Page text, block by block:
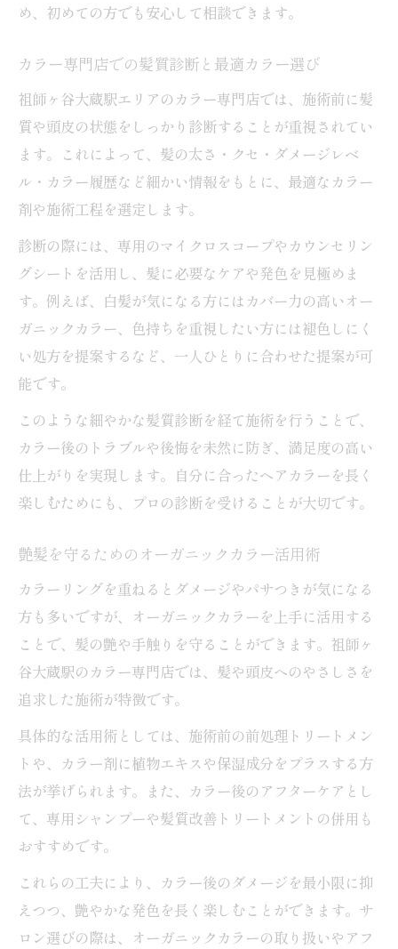
め、初めての方でも安心して相談できます。
カラー専門店での髪質診断と最適カラー選び
祖師ヶ谷大蔵駅エリアのカラー専門店では、施術前に髪
質や頭皮の状態をしっかり診断することが重視されてい
ます。これによって、髪の太さ・クセ・ダメージレベ
ル・カラー履歴など細かい情報をもとに、最適なカラー
剤や施術工程を選定します。
診断の際には、専用のマイクロスコープやカウンセリン
グシートを活用し、髪に必要なケアや発色を見極めま
す。例えば、白髪が気になる方にはカバー力の高いオー
ガニックカラー、色持ちを重視したい方には褪色しにく
い処方を提案するなど、一人ひとりに合わせた提案が可
能です。
このような細やかな髪質診断を経て施術を行うことで、
カラー後のトラブルや後悔を未然に防ぎ、満足度の高い
仕上がりを実現します。自分に合ったヘアカラーを長く
楽しむためにも、プロの診断を受けることが大切です。
艶髪を守るためのオーガニックカラー活用術
カラーリングを重ねるとダメージやパサつきが気になる
方も多いですが、オーガニックカラーを上手に活用する
ことで、髪の艶や手触りを守ることができます。祖師ヶ
谷大蔵駅のカラー専門店では、髪や頭皮へのやさしさを
追求した施術が特徴です。
具体的な活用術としては、施術前の前処理トリートメン
トや、カラー剤に植物エキスや保湿成分をプラスする方
法が挙げられます。また、カラー後のアフターケアとし
て、専用シャンプーや髪質改善トリートメントの併用も
おすすめです。
これらの工夫により、カラー後のダメージを最小限に抑
えつつ、艶やかな発色を長く楽しむことができます。サ
ロン選びの際は、オーガニックカラーの取り扱いやアフ